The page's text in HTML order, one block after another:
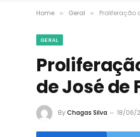
Home » Geral » Proliferação
GERAL
de José de
ByChagas Silva 18/06/